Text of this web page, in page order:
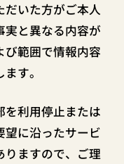
だいた方がご本人
実と異なる内容が
び範囲で情報内容
す。
を利用停止または
望に沿ったサービ
りますので、ご理